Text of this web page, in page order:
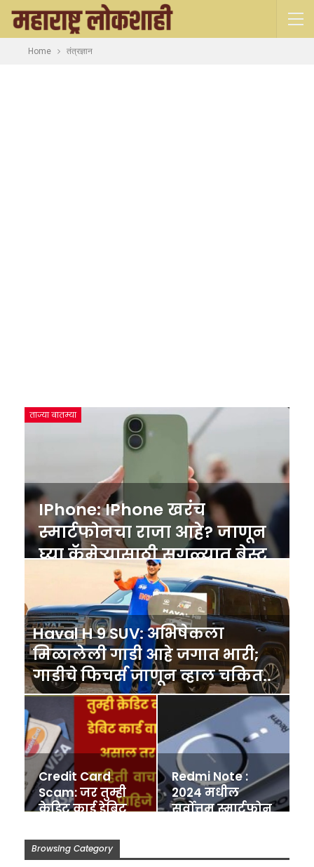
Home तंत्रज्ञान
ताज्या बातम्या
IPhone: IPhone खरंच
स्मार्टफोनचा राजा आहे? जाणून
घ्या कॅमेऱ्यासाठी सगळ्यात बेस्ट
Haval H 9 SUV: अभिषेकला
मिळालेली गाडी आहे जगात भारी;
गाडीचे फिचर्स जाणून व्हाल चकित..
Credit Card
Scam: जर तुम्ही
क्रेडिट कार्ड डेबिट
Card)…
Redmi Note :
2024 मधील
सर्वोत्तम स्मार्टफोन
Browsing Category